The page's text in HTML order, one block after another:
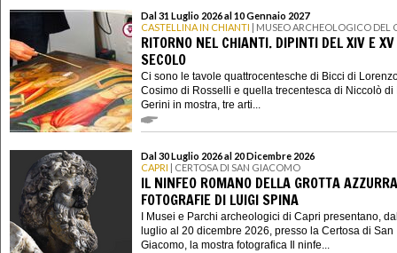
Dal 31 Luglio 2026 al 10 Gennaio 2027
CASTELLINA IN CHIANTI | MUSEO ARCHEOLOGICO DEL
RITORNO NEL CHIANTI. DIPINTI DEL XIV E XV
SECOLO
Ci sono le tavole quattrocentesche di Bicci di
Cosimo di Rosselli e quella trecentesca di Niccolò di
Gerini in mostra, tre arti...
Dal 30 Luglio 2026 al 20 Dicembre 2026
CAPRI | CERTOSA DI SAN GIACOMO
IL NINFEO ROMANO DELLA GROTTA
FOTOGRAFIE DI LUIGI SPINA
I Musei e Parchi archeologici di Capri presentano,
luglio al 20 dicembre 2026, presso la Certosa di San
Giacomo, la mostra fotografica Il ninfe...